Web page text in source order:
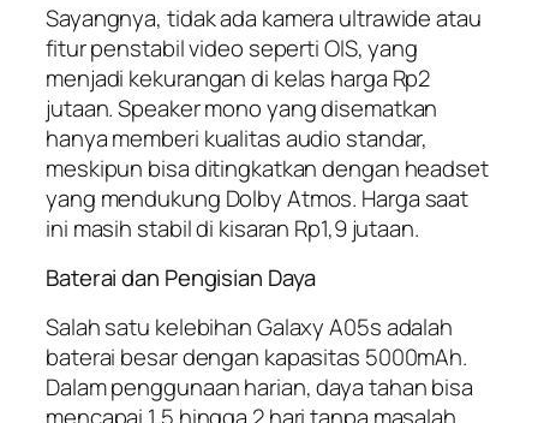
Sayangnya, tidak ada kamera ultrawide atau
fitur penstabil video seperti OIS, yang
menjadi kekurangan di kelas harga Rp2
jutaan. Speaker mono yang disematkan
hanya memberi kualitas audio standar,
meskipun bisa ditingkatkan dengan headset
yang mendukung Dolby Atmos. Harga saat
ini masih stabil di kisaran Rp1,9 jutaan.
Baterai dan Pengisian Daya
Salah satu kelebihan Galaxy A05s adalah
baterai besar dengan kapasitas 5000mAh.
Dalam penggunaan harian, daya tahan bisa
mencapai 1,5 hingga 2 hari tanpa masalah.